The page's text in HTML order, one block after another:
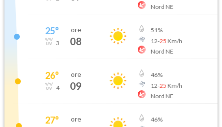
Nord NE
25°
3
ore
08
51%
12-25 Km/h
Nord NE
26°
4
ore
09
46%
12-25 Km/h
Nord NE
27° ore 46%